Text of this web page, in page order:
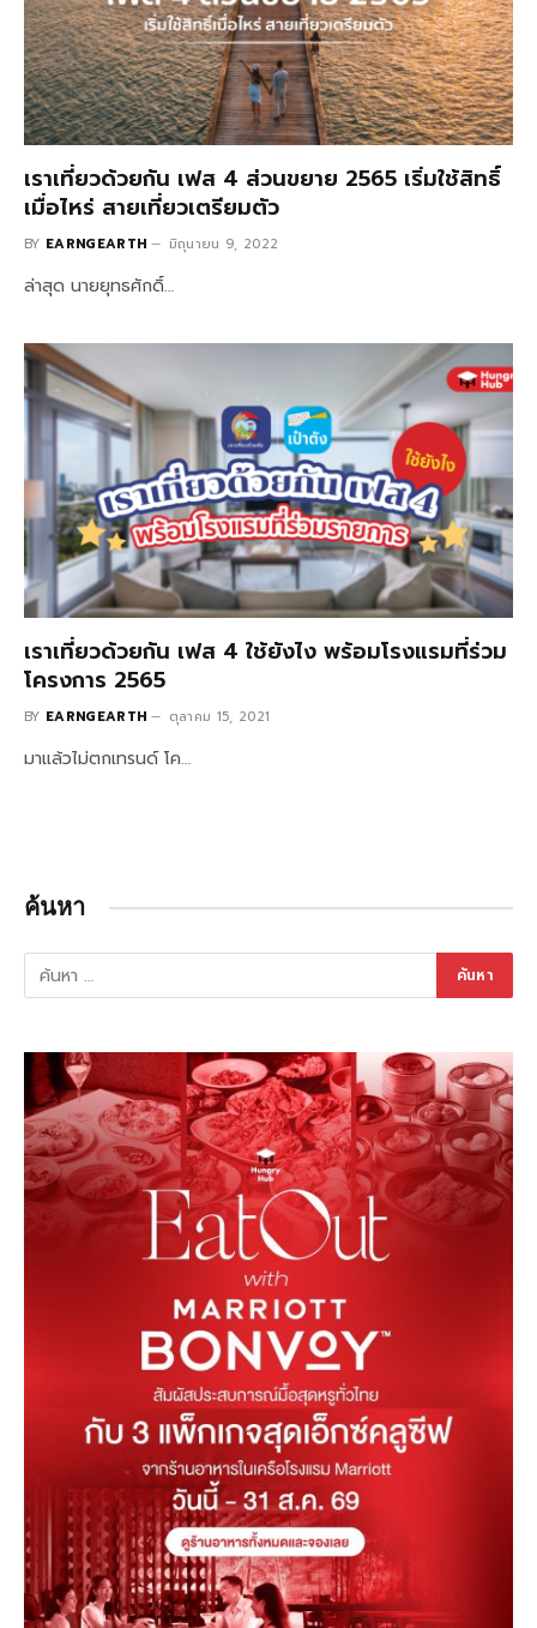
เราเที่ยวด้วยกัน เฟส 4 ส่วนขยาย 2565 เริ่มใช้สิทธิ์
เมื่อไหร่ สายเที่ยวเตรียมตัว
BY EARNGEARTH มิถุนายน 9, 2022
ล่าสุด นายยุทธศักดิ์…
เราเที่ยวด้วยกัน เฟส 4 ใช้ยังไง พร้อมโรงแรมที่ร่วม
โครงการ 2565
BY EARNGEARTH ตุลาคม 15, 2021
มาแล้วไม่ตกเทรนด์ โค…
ค้นหา